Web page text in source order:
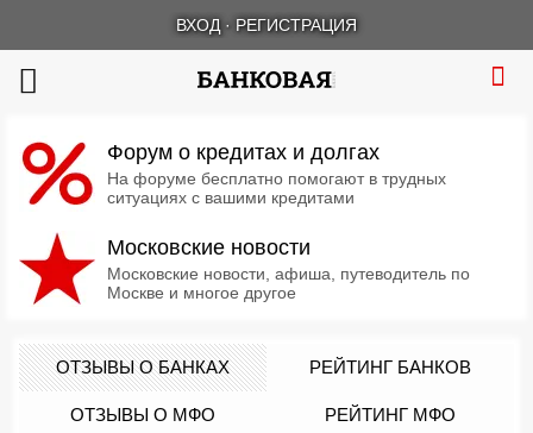
ВХОД · РЕГИСТРАЦИЯ
Форум о кредитах и долгах
На форуме бесплатно помогают в трудных
ситуациях с вашими кредитами
Московские новости
Московские новости, афиша, путеводитель по
Москве и многое другое
ОТЗЫВЫ О БАНКАХ РЕЙТИНГ БАНКОВ
ОТЗЫВЫ О МФО РЕЙТИНГ МФО